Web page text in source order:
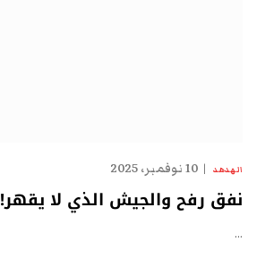
الهدهد 10 نوفمبر، 2025
نفق رفح والجيش الذي لا يقهر!
…